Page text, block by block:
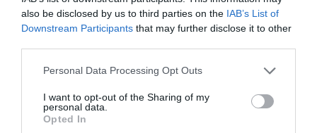
also be disclosed by us to third parties on the IAB’s List of
Downstream Participants that may further disclose it to other
Please note that this website/app uses one or more Google
not limited to your visit or usage behaviour. You may click to
grant or deny consent to Google and its third-party tags to
use your data for below specified purposes in below Google
Personal Data Processing Opt Outs
I want to opt-out of the Sharing of my
personal data.
Opted In